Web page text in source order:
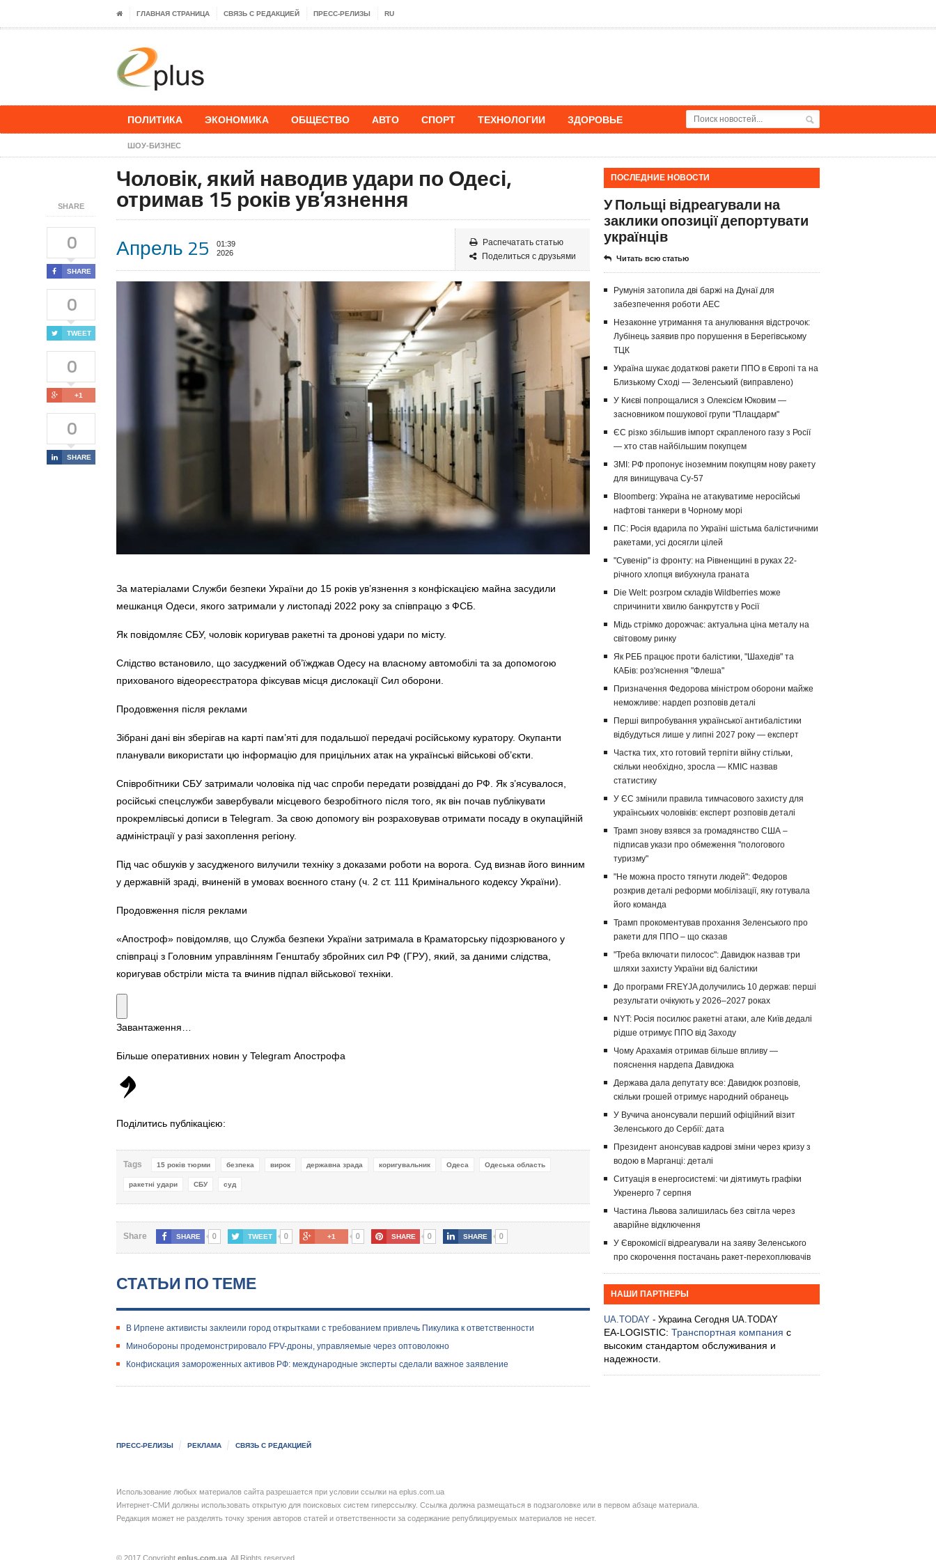
ГЛАВНАЯ СТРАНИЦА СВЯЗЬ С РЕДАКЦИЕЙ ПРЕСС-РЕЛИЗЫ RU
ПОЛИТИКА ЭКОНОМИКА ОБЩЕСТВО АВТО СПОРТ ТЕХНОЛОГИИ ЗДОРОВЬЕ
ШОУ-БИЗНЕС
SHARE
0
SHARE
0
TWEET
0
+1
0
SHARE
Чоловік, який наводив удари по Одесі,
отримав 15 років ув’язнення
Апрель 25
01:39
2026
Распечатать статью
Поделиться с друзьями
За матеріалами Служби безпеки України до 15 років ув’язнення з конфіскацією майна засудили
мешканця Одеси, якого затримали у листопаді 2022 року за співпрацю з ФСБ.
Як повідомляє СБУ, чоловік коригував ракетні та дронові удари по місту.
Слідство встановило, що засуджений об’їжджав Одесу на власному автомобілі та за допомогою
прихованого відеореєстратора фіксував місця дислокації Сил оборони.
Продовження після реклами
Зібрані дані він зберігав на карті пам’яті для подальшої передачі російському куратору. Окупанти
планували використати цю інформацію для прицільних атак на українські військові об’єкти.
Співробітники СБУ затримали чоловіка під час спроби передати розвіддані до РФ. Як з’ясувалося,
російські спецслужби завербували місцевого безробітного після того, як він почав публікувати
прокремлівські дописи в Telegram. За свою допомогу він розраховував отримати посаду в окупаційній
адміністрації у разі захоплення регіону.
Під час обшуків у засудженого вилучили техніку з доказами роботи на ворога. Суд визнав його винним
у державній зраді, вчиненій в умовах воєнного стану (ч. 2 ст. 111 Кримінального кодексу України).
Продовження після реклами
«Апостроф» повідомляв, що Служба безпеки України затримала в Краматорську підозрюваного у
співпраці з Головним управлінням Генштабу збройних сил РФ (ГРУ), який, за даними слідства,
коригував обстріли міста та вчинив підпал військової техніки.
Завантаження…
Більше оперативних новин у Telegram Апострофа
Поділитись публікацією:
Tags 15 років тюрми безпека вирок державна зрада коригувальник Одеса Одеська область
ракетні удари СБУ суд
Share SHARE 0 TWEET 0 +1 0 SHARE 0 SHARE 0
СТАТЬИ ПО ТЕМЕ
В Ирпене активисты заклеили город открытками с требованием привлечь Пикулика к ответственности
Минобороны продемонстрировало FPV-дроны, управляемые через оптоволокно
Конфискация замороженных активов РФ: международные эксперты сделали важное заявление
ПОСЛЕДНИЕ НОВОСТИ
У Польщі відреагували на
заклики опозиції депортувати
українців
Читать всю статью
Румунія затопила дві баржі на Дунаї для
забезпечення роботи АЕС
Незаконне утримання та анулювання відстрочок:
Лубінець заявив про порушення в Берегівському
ТЦК
Україна шукає додаткові ракети ППО в Європі та на
Близькому Сході — Зеленський (виправлено)
У Києві попрощалися з Олексієм Юковим —
засновником пошукової групи "Плацдарм"
ЄС різко збільшив імпорт скрапленого газу з Росії
— хто став найбільшим покупцем
ЗМІ: РФ пропонує іноземним покупцям нову ракету
для винищувача Су-57
Bloomberg: Україна не атакуватиме неросійські
нафтові танкери в Чорному морі
ПС: Росія вдарила по Україні шістьма балістичними
ракетами, усі досягли цілей
"Сувенір" із фронту: на Рівненщині в руках 22-
річного хлопця вибухнула граната
Die Welt: розгром складів Wildberries може
спричинити хвилю банкрутств у Росії
Мідь стрімко дорожчає: актуальна ціна металу на
світовому ринку
Як РЕБ працює проти балістики, "Шахедів" та
КАБів: роз'яснення "Флеша"
Призначення Федорова міністром оборони майже
неможливе: нардеп розповів деталі
Перші випробування української антибалістики
відбудуться лише у липні 2027 року — експерт
Частка тих, хто готовий терпіти війну стільки,
скільки необхідно, зросла — КМІС назвав
статистику
У ЄС змінили правила тимчасового захисту для
українських чоловіків: експерт розповів деталі
Трамп знову взявся за громадянство США –
підписав укази про обмеження "пологового
туризму"
"Не можна просто тягнути людей": Федоров
розкрив деталі реформи мобілізації, яку готувала
його команда
Трамп прокоментував прохання Зеленського про
ракети для ППО – що сказав
"Треба включати пилосос": Давидюк назвав три
шляхи захисту України від балістики
До програми FREYJA долучились 10 держав: перші
результати очікують у 2026–2027 роках
NYT: Росія посилює ракетні атаки, але Київ дедалі
рідше отримує ППО від Заходу
Чому Арахамія отримав більше впливу —
пояснення нардепа Давидюка
Держава дала депутату все: Давидюк розповів,
скільки грошей отримує народний обранець
У Вучича анонсували перший офіційний візит
Зеленського до Сербії: дата
Президент анонсував кадрові зміни через кризу з
водою в Марганці: деталі
Ситуація в енергосистемі: чи діятимуть графіки
Укренерго 7 серпня
Частина Львова залишилась без світла через
аварійне відключення
У Єврокомісії відреагували на заяву Зеленського
про скорочення постачань ракет-перехоплювачів
НАШИ ПАРТНЕРЫ
UA.TODAY - Украина Сегодня UA.TODAY
EA-LOGISTIC: Транспортная компания с
высоким стандартом обслуживания и
надежности.
ПРЕСС-РЕЛИЗЫ РЕКЛАМА СВЯЗЬ С РЕДАКЦИЕЙ
Использование любых материалов сайта разрешается при условии ссылки на eplus.com.ua
Интернет-СМИ должны использовать открытую для поисковых систем гиперссылку. Ссылка должна размещаться в подзаголовке или в первом абзаце материала.
Редакция может не разделять точку зрения авторов статей и ответственности за содержание републицируемых материалов не несет.
© 2017 Copyright eplus.com.ua . All Rights reserved.